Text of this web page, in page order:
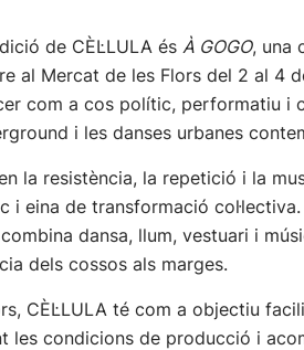
de CÈL·LULA és À GOGO, una
al Mercat de les Flors del 2 al 4
com a cos polític, performatiu i
i les danses urbanes
la resistència, la repetició i la
i eina de transformació
dansa, llum, vestuari i
dels cossos als marges.
CÈL·LULA té com a objectiu
les condicions de producció i